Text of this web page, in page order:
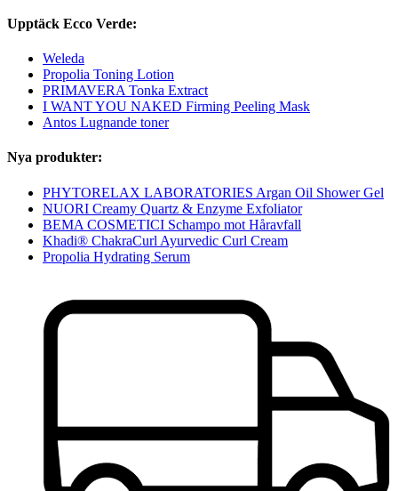
Upptäck Ecco Verde:
Weleda
Propolia Toning Lotion
PRIMAVERA Tonka Extract
I WANT YOU NAKED Firming Peeling Mask
Antos Lugnande toner
Nya produkter:
PHYTORELAX LABORATORIES Argan Oil Shower Gel
NUORI Creamy Quartz & Enzyme Exfoliator
BEMA COSMETICI Schampo mot Håravfall
Khadi® ChakraCurl Ayurvedic Curl Cream
Propolia Hydrating Serum